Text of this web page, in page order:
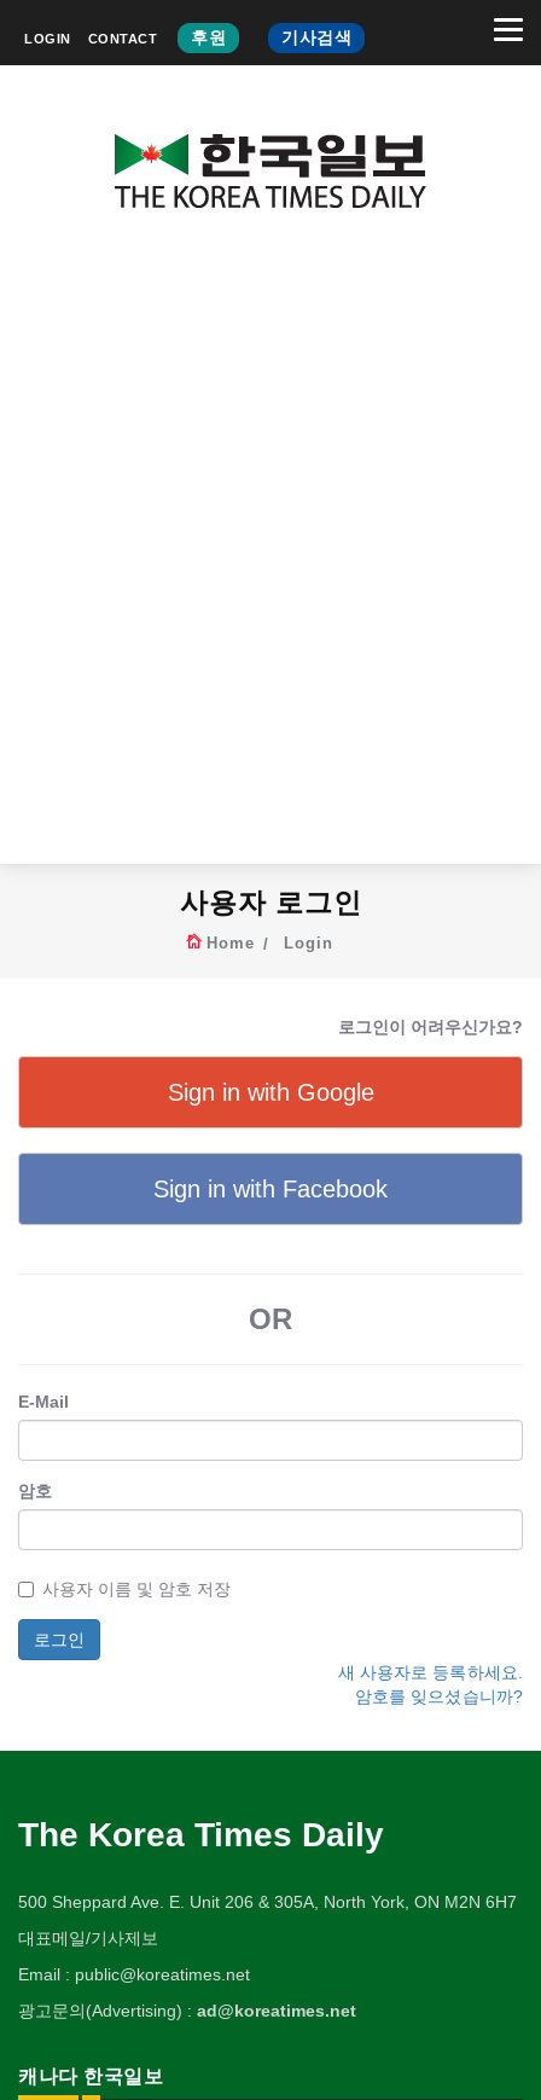
LOGIN CONTACT 후원 기사검색
사용자 로그인
Home Login
로그인이 어려우신가요?
Sign in with Google
Sign in with Facebook
OR
E-Mail
암호
사용자 이름 및 암호 저장
새 사용자로 등록하세요.
암호를 잊으셨습니까?
The Korea Times Daily
500 Sheppard Ave. E. Unit 206 & 305A, North York, ON M2N 6H7
대표메일/기사제보
Email : public@koreatimes.net
광고문의(Advertising) : ad@koreatimes.net
캐나다 한국일보